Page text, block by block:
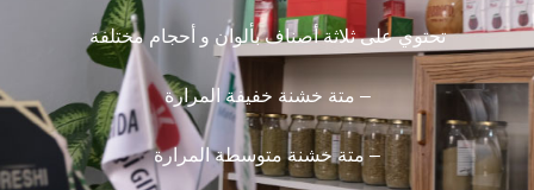
تحتوي على ثلاثة أصناف بألوان و أحجام مختلفة
– متة خشنة خفيفة المرارة
– متة خشنة متوسطة المرارة